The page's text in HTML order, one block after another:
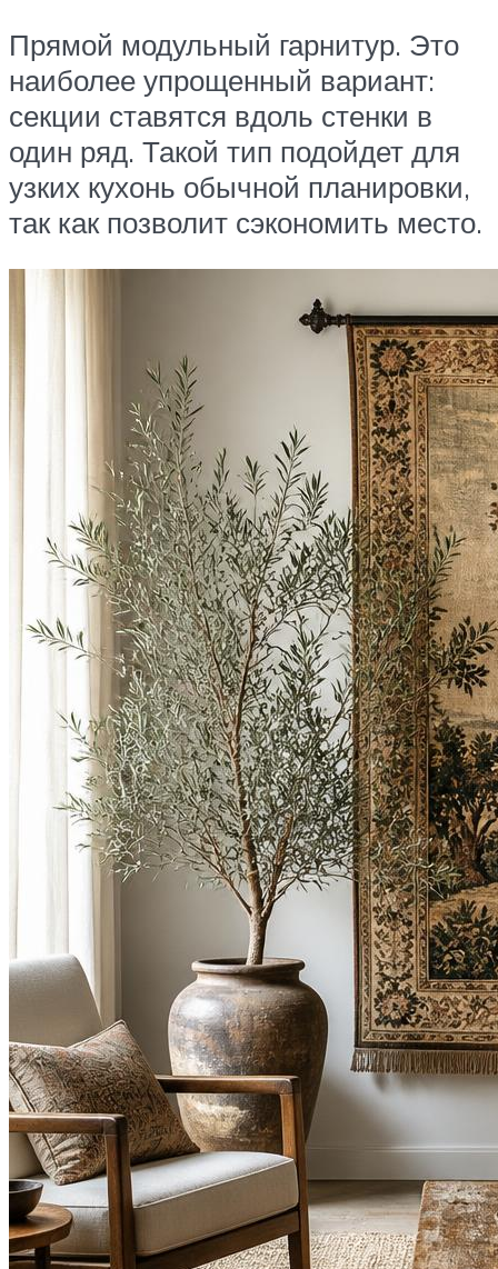
Прямой модульный гарнитур. Это
наиболее упрощенный вариант:
секции ставятся вдоль стенки в
один ряд. Такой тип подойдет для
узких кухонь обычной планировки,
так как позволит сэкономить место.